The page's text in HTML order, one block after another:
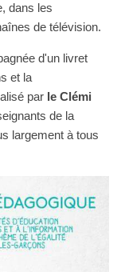
dans les
de télévision.
d'un livret
et la
par le Clémi
de la
largement à tous